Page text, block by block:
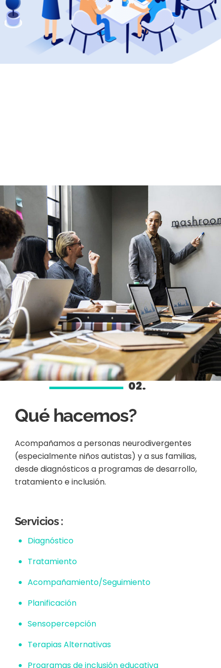
02.
Qué hacemos?
Acompañamos a personas neurodivergentes
(especialmente niños autistas) y a sus familias,
desde diagnósticos a programas de desarrollo,
tratamiento e inclusión.
Servicios :
Diagnóstico
Tratamiento
Acompañamiento/Seguimiento
Planificación
Sensopercepción
Terapias Alternativas
Programas de inclusión educativa